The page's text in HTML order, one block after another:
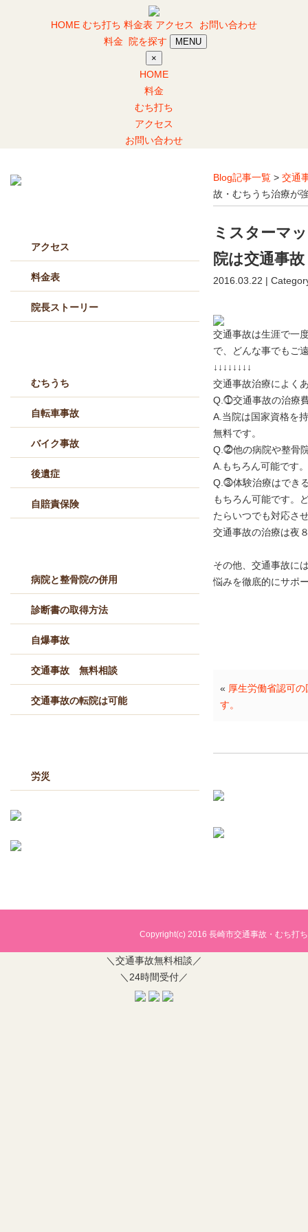
HOME むち打ち 料金表 アクセス
お問い合わせ
料金
院を探す
MENU
×
HOME
料金
むち打ち
アクセス
お問い合わせ
Blog記事一覧 > 交通
故・むちうち治療が
ミスターマ
院は交通事
2016.03.22 |
交通事故は生涯で一
で、どんな事でもご
↓↓↓↓↓↓↓↓
交通事故治療によく
Q.⓵交通事故の治療
A.当院は国家資格を
無料です。
Q.⓶他の病院や整骨
A.もちろん可能です
Q.⓷体験治療はでき
もちろん可能です。
たらいつでも対応さ
交通事故の治療は夜
その他、交通事故に
悩みを徹底的にサポ
« 厚生労働省認可
す。
アクセス
料金表
院長ストーリー
むちうち
自転車事故
バイク事故
後遺症
自賠責保険
病院と整骨院の併用
診断書の取得方法
自爆事故
交通事故 無料相談
交通事故の転院は可能
労災
Copyright(c) 2016 長崎市交通事故・むち打
＼交通事故無料相談／
＼24時間受付／